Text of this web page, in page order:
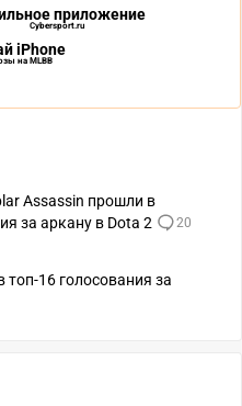
приложение
Cybersport.ru
iPhone
на MLBB
Assassin прошли в
за аркану в Dota 2
20
топ-16 голосования за